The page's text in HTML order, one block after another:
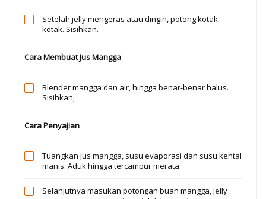
Setelah jelly mengeras atau dingin, potong kotak-
kotak. Sisihkan.
Cara Membuat Jus Mangga
Blender mangga dan air, hingga benar-benar halus.
Sisihkan,
Cara Penyajian
Tuangkan jus mangga, susu evaporasi dan susu kental
manis. Aduk hingga tercampur merata.
Selanjutnya masukan potongan buah mangga, jelly